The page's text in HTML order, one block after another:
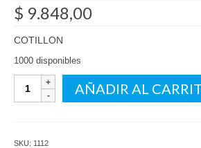
$ 9.848,00
COTILLON
1000 disponibles
Blanco/CristalAÑADIR AL
SKU: 1112